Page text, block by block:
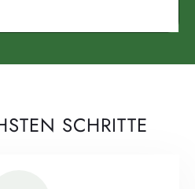
SCHRITTE